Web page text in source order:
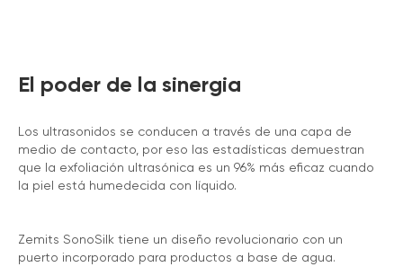
El poder de la sinergia
Los ultrasonidos se conducen a través de una capa de
medio de contacto, por eso las estadísticas demuestran
que la exfoliación ultrasónica es un 96% más eficaz cuando
la piel está humedecida con líquido.
Zemits SonoSilk tiene un diseño revolucionario con un
puerto incorporado para productos a base de agua.